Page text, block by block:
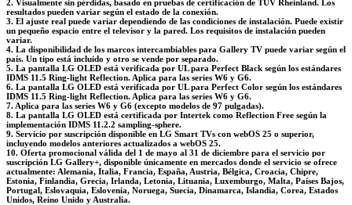
2. Visualmente sin pérdidas, basado en pruebas de certificación de TÜV Rheinland. Los
resultados pueden variar según el estado de la conexión.
3. El ajuste real puede variar dependiendo de las condiciones de instalación. Puede existir
un pequeño espacio entre el televisor y la pared. Los requisitos de instalación pueden
variar.
4. La disponibilidad de los marcos intercambiables para Gallery TV puede variar según el
país. Un tipo está incluido y otro se vende por separado.
5. La pantalla LG OLED está verificada por UL para Perfect Black según los estándares
IDMS 11.5 Ring-light Reflection. Aplica para las series W6 y G6.
6. La pantalla LG OLED está verificada por UL para Perfect Color según los estándares
IDMS 11.5 Ring-light Reflection. Aplica para las series W6 y G6.
7. Aplica para las series W6 y G6 (excepto modelos de 97 pulgadas).
8. La pantalla LG OLED está certificada por Intertek como Reflection Free según la
implementación IDMS 11.2.2 sampling-sphere.
9. Servicio por suscripción disponible en LG Smart TVs con webOS 25 o superior,
incluyendo modelos anteriores actualizados a webOS 25.
10. Oferta promocional válida del 1 de mayo al 31 de diciembre para el servicio por
suscripción LG Gallery+, disponible únicamente en mercados donde el servicio se ofrece
actualmente: Alemania, Italia, Francia, España, Austria, Bélgica, Croacia, Chipre,
Estonia, Finlandia, Grecia, Irlanda, Letonia, Lituania, Luxemburgo, Malta, Países Bajos,
Portugal, Eslovaquia, Eslovenia, Noruega, Suecia, Dinamarca, Islandia, Corea, Estados
Unidos, Reino Unido y Australia.